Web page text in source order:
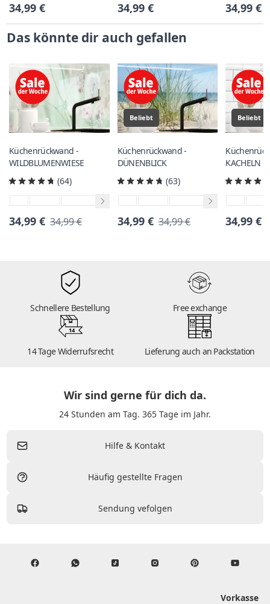
34,99 € 34,99 € 34,99 €
Das könnte dir auch gefallen
Küchenrückwand -
WILDBLUMENWIESE
(64)
34,99 € 34,99 €
Beliebt
Küchenrückwand -
DÜNENBLICK
(63)
34,99 € 34,99 €
Beliebt
KACHELN
34,99 €
Schnellere Bestellung Free exchange
14
14 Tage Widerrufsrecht Lieferung auch an Packstation
Wir sind gerne für dich da.
24 Stunden am Tag. 365 Tage im Jahr.
Hilfe & Kontakt
Häufig gestellte Fragen
Sendung vefolgen
Vorkasse